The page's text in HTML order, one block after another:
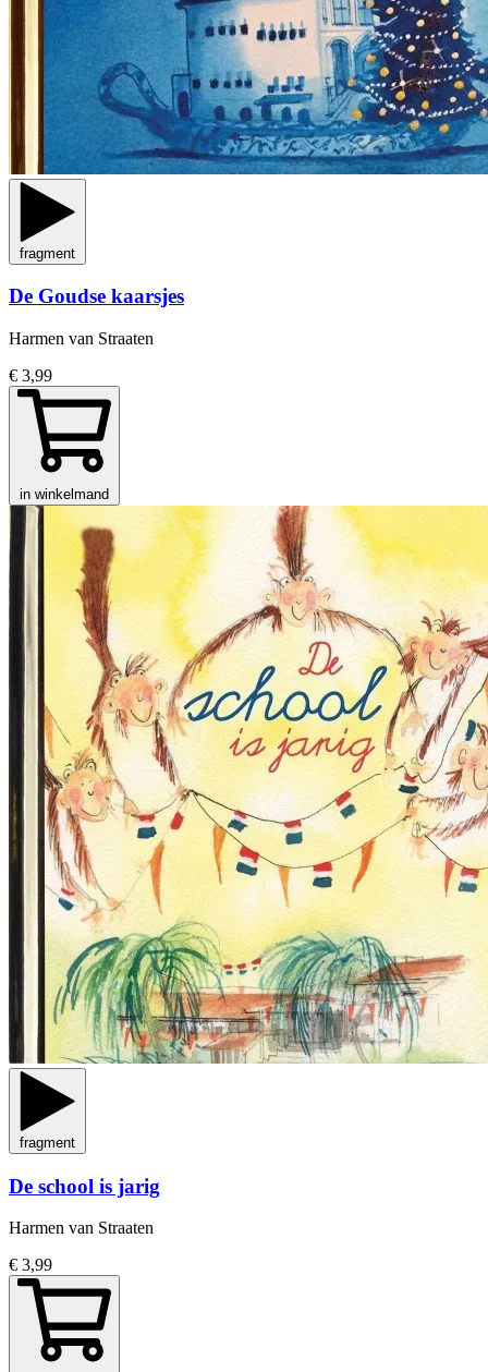
fragment
De Goudse kaarsjes
Harmen van Straaten
€ 3,99
in winkelmand
fragment
De school is jarig
Harmen van Straaten
€ 3,99